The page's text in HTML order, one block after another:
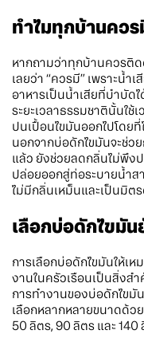
ทำไมทุกบ้านคว
หากถามว่าทุกบ้านควรติ
เลยว่า “ควรมี” เพราะน้ำ
อาหารเป็นน้ำเสียที่บำบัด
ระยะเวลาธรรมชาตินั้นใ
ปนเปื้อนไขมันออกไปโดย
นอกจากบ่อดักไขมันจะช่ว
แล้ว ยังช่วยลดกลิ่นไม่พึง
ปล่อยออกสู่ท่อระบายน้ำ
ไม่มีกลิ่นเหม็นและเป็นมิต
เลือกบ่อดักไขมัน
การเลือกบ่อดักไขมันให้เ
งานในครัวเรือนเป็นสิ่งส
การทำงานของบ่อดักไขมั
เลือกหลากหลายขนาดด้ว
50 ลิตร, 90 ลิตร และ